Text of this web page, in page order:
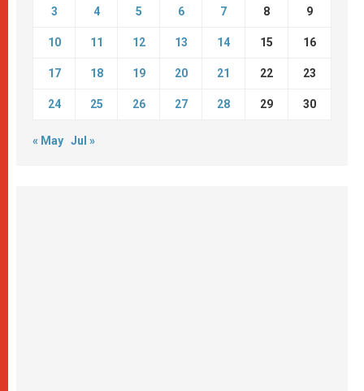
3 4 5 6 7 8 9
10 11 12 13 14 15 16
17 18 19 20 21 22 23
24 25 26 27 28 29 30
« May Jul »